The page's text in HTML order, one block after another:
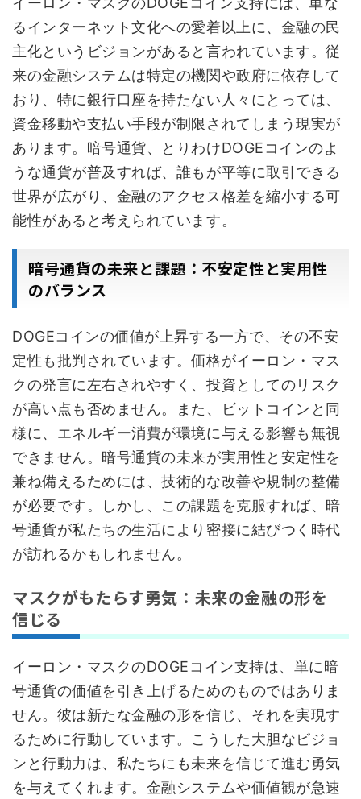
るインターネット文化への愛着以上に、金融の民
主化というビジョンがあると言われています。従
来の金融システムは特定の機関や政府に依存して
おり、特に銀行口座を持たない人々にとっては、
資金移動や支払い手段が制限されてしまう現実が
あります。暗号通貨、とりわけDOGEコインのよ
うな通貨が普及すれば、誰もが平等に取引できる
世界が広がり、金融のアクセス格差を縮小する可
能性があると考えられています。
暗号通貨の未来と課題：不安定性と実用性
のバランス
DOGEコインの価値が上昇する一方で、その不安
定性も批判されています。価格がイーロン・マス
クの発言に左右されやすく、投資としてのリスク
が高い点も否めません。また、ビットコインと同
様に、エネルギー消費が環境に与える影響も無視
できません。暗号通貨の未来が実用性と安定性を
兼ね備えるためには、技術的な改善や規制の整備
が必要です。しかし、この課題を克服すれば、暗
号通貨が私たちの生活により密接に結びつく時代
が訪れるかもしれません。
マスクがもたらす勇気：未来の金融の形を
信じる
イーロン・マスクのDOGEコイン支持は、単に暗
号通貨の価値を引き上げるためのものではありま
せん。彼は新たな金融の形を信じ、それを実現す
るために行動しています。こうした大胆なビジョ
ンと行動力は、私たちにも未来を信じて進む勇気
を与えてくれます。金融システムや価値観が急速